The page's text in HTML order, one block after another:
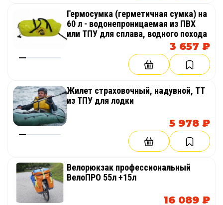
Гермосумка (герметичная сумка) на
60 л - водонепроницаемая из ПВХ
или ТПУ для сплава, водного похода
3 657 ₽
Жилет страховочный, надувной, ТТ
из ТПУ для лодки
5 978 ₽
Велорюкзак профессиональный
ВелоПРО 55л +15л
16 089 ₽